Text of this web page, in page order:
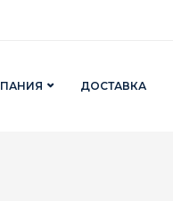
ДОСТАВКА